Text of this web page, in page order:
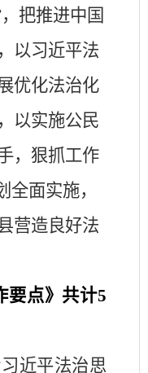
把推进中国
以习近平法
优化法治化
以实施公民
，狠抓工作
全面实施，
营造良好法
要点》共计5
近平法治思